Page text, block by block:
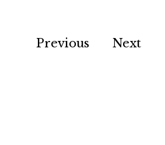
Previous Next